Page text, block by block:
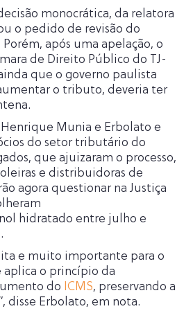
monocrática, da relatora
o pedido de revisão do
após uma apelação, o
de Direito Público do TJ-
que o governo paulista
o tributo, deveria ter
Henrique Munia e Erbolato e
do setor tributário do
que ajuizaram o processo,
e distribuidoras de
agora questionar na Justiça
hidratado entre julho e
e muito importante para o
aplica o princípio da
do ICMS, preservando a
disse Erbolato, em nota.